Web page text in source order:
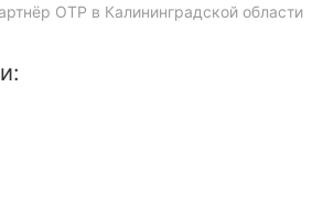
ОТР в Калининградской области